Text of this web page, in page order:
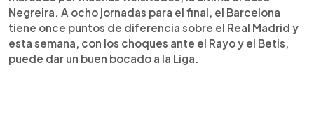
Negreira. A ocho jornadas para el final, el Barcelona
tiene once puntos de diferencia sobre el Real Madrid y
esta semana, con los choques ante el Rayo y el Betis,
puede dar un buen bocado a la Liga.